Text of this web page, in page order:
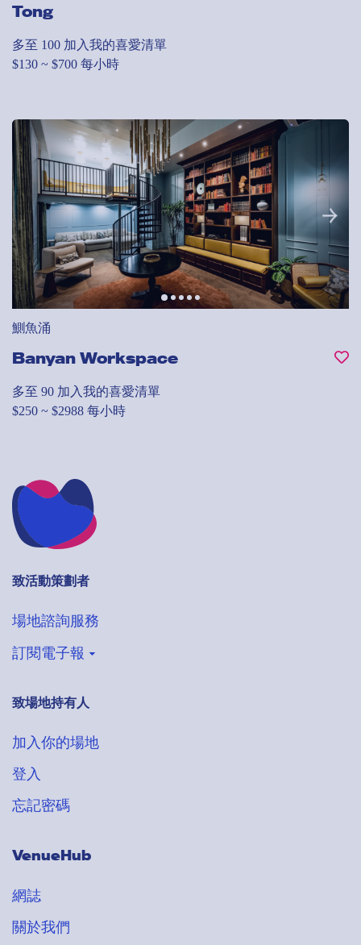
Tong
多至 100 加入我的喜愛清單
$130 ~ $700 每小時
鰂魚涌
Banyan Workspace
多至 90 加入我的喜愛清單
$250 ~ $2988 每小時
多至 120加入我的喜愛清單
多至 300加入我的喜愛清單
多至 $200 每位客人
多至 30加入我的喜愛清單
多至 500加入我的喜愛清單
多至 1800加入我的喜愛清單
多至 100加入我的喜愛清單
致活動策劃者
場地諮詢服務
訂閱電子報
登記收取VenueHub電子通訊
搶先獲得最新場地情報
致場地持有人
加入你的場地
登入
忘記密碼
VenueHub
網誌
關於我們